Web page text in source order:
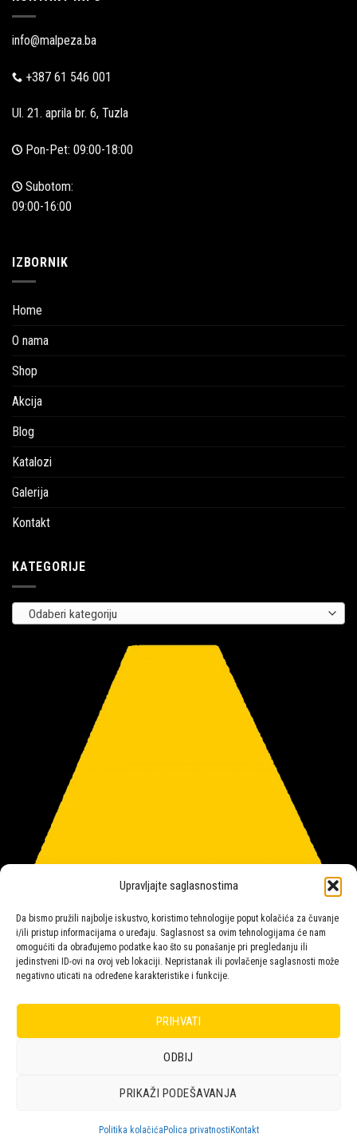
Upravljajte saglasnostima
Da bismo pružili najbolje iskustvo, koristimo tehnologije poput kolačića za čuvanje
i/ili pristup informacijama o uređaju. Saglasnost sa ovim tehnologijama će nam
omogućiti da obrađujemo podatke kao što su ponašanje pri pregledanju ili
jedinstveni ID-ovi na ovoj veb lokaciji. Nepristanak ili povlačenje saglasnosti može
negativno uticati na određene karakteristike i funkcije.
PRIHVATI
ODBIJ
PRIKAŽI PODEŠAVANJA
Politika kolačića Polica privatnosti Kontakt
info@malpeza.ba
+387 61 546 001
Ul. 21. aprila br. 6, Tuzla
Pon-Pet: 09:00-18:00
Subotom:
09:00-16:00
IZBORNIK
Home
O nama
Shop
Akcija
Blog
Katalozi
Galerija
Kontakt
KATEGORIJE
Odaberi kategoriju